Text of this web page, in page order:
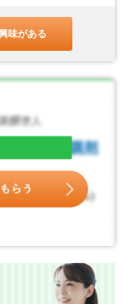
味がある